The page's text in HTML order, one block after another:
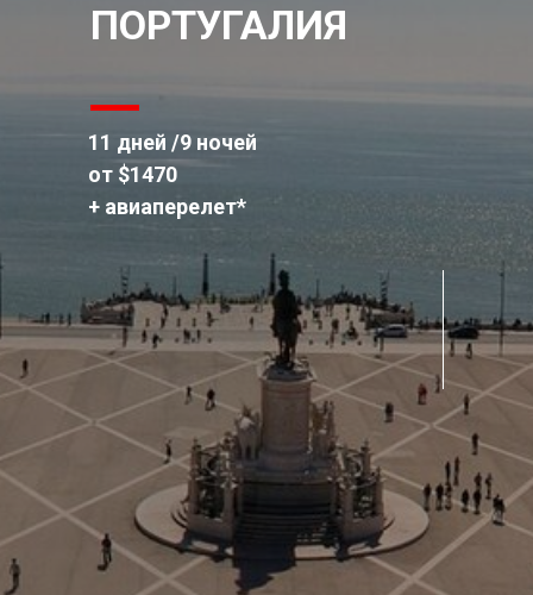
ПОРТУГАЛИЯ
11 дней /9 ночей
от $1470
+ авиаперелет*